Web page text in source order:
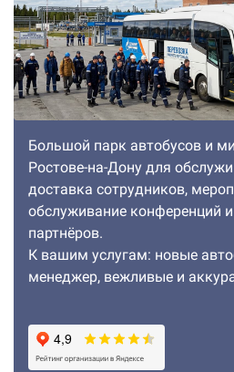
Большой парк автобусов и
Ростове-на-Дону для
доставка сотрудников,
обслуживание конференций
партнёров.
К вашим услугам: новые
менеджер, вежливые и